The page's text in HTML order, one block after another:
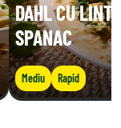
DAHL CU
SPANAC
Mediu Rapid